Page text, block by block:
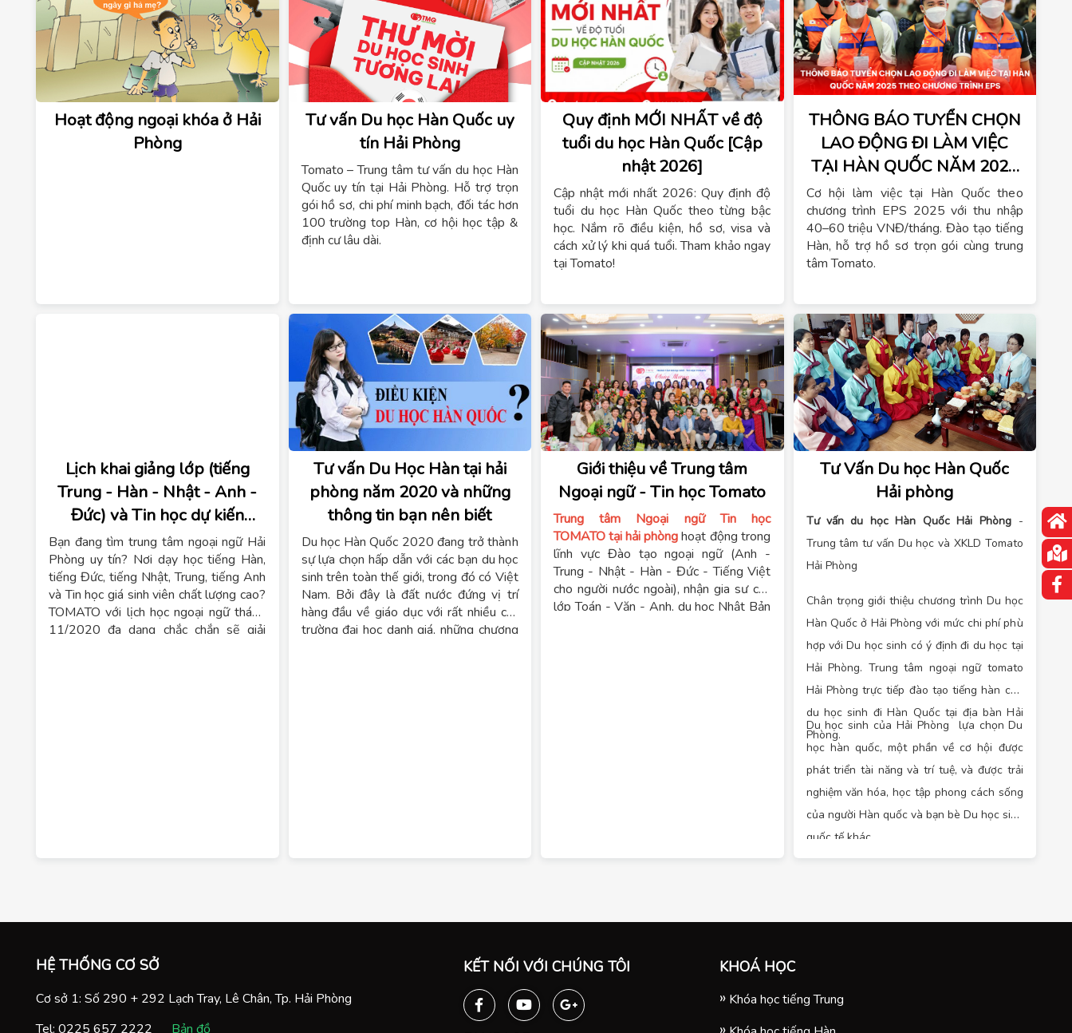
Hoạt động ngoại khóa ở Hải
Phòng
Tư vấn Du học Hàn Quốc uy
tín Hải Phòng
Tomato – Trung tâm tư vấn du học Hàn
Quốc uy tín tại Hải Phòng. Hỗ trợ trọn
gói hồ sơ, chi phí minh bạch, đối tác hơn
100 trường top Hàn, cơ hội học tập &
định cư lâu dài.
Quy định MỚI NHẤT về độ
tuổi du học Hàn Quốc [Cập
nhật 2026]
Cập nhật mới nhất 2026: Quy định độ
tuổi du học Hàn Quốc theo từng bậc
học. Nắm rõ điều kiện, hồ sơ, visa và
cách xử lý khi quá tuổi. Tham khảo ngay
tại Tomato!
THÔNG BÁO TUYỂN CHỌN
LAO ĐỘNG ĐI LÀM VIỆC
TẠI HÀN QUỐC NĂM 2025
THEO CHƯƠNG TRÌNH EPS
Cơ hội làm việc tại Hàn Quốc theo
chương trình EPS 2025 với thu nhập
40–60 triệu VNĐ/tháng. Đào tạo tiếng
Hàn, hỗ trợ hồ sơ trọn gói cùng trung
tâm Tomato.
Lịch khai giảng lớp (tiếng
Trung - Hàn - Nhật - Anh -
Đức) và Tin học dự kiến
tháng 11 TOMATO
Bạn đang tìm trung tâm ngoại ngữ Hải
Phòng uy tín? Nơi dạy học tiếng Hàn,
tiếng Đức, tiếng Nhật, Trung, tiếng Anh
và Tin học giá sinh viên chất lượng cao?
TOMATO với lịch học ngoại ngữ tháng
11/2020 đa dạng chắc chắn sẽ giải
Tư vấn Du Học Hàn tại hải
phòng năm 2020 và những
thông tin bạn nên biết
Du học Hàn Quốc 2020 đang trở thành
sự lựa chọn hấp dẫn với các bạn du học
sinh trên toàn thế giới, trong đó có Việt
Nam. Bởi đây là đất nước đứng vị trí
hàng đầu về giáo dục với rất nhiều các
trường đại học danh giá, những chương
Giới thiệu về Trung tâm
Ngoại ngữ - Tin học Tomato
Trung tâm Ngoại ngữ Tin học
TOMATO tại hải phònghoạt động trong
lĩnh vực Đào tạo ngoại ngữ (Anh -
Trung - Nhật - Hàn - Đức - Tiếng Việt
cho người nước ngoài), nhận gia sư các
lớp Toán - Văn - Anh, du học Nhật Bản
ngoại ngữ tại hải phòngcó đội ngũ giáo
pháp giảng dạy tiên tiến, hiệu quả chắc
chắn sẽ mang lại chất lượng đào tạo tốt
nhất cho các học viên học tại trung tâm.
Tư Vấn Du học Hàn Quốc
Hải phòng
Tư vấn du học Hàn Quốc Hải Phòng-
Trung tâm tư vấn Du học và XKLD Tomato
Hải Phòng
Chân trọng giới thiệu chương trình Du học
Hàn Quốc ở Hải Phòng với mức chi phí phù
hợp với Du học sinh có ý định đi du học tại
Hải Phòng. Trung tâm ngoại ngữ tomato
Hải Phòng trực tiếp đào tạo tiếng hàn cho
du học sinh đi Hàn Quốc tại địa bàn Hải
Phòng.
Du học sinh của Hải Phòng lựa chọn Du
học hàn quốc, một phần về cơ hội được
phát triển tài năng và trí tuệ, và được trải
nghiệm văn hóa, học tập phong cách sống
của người Hàn quốc và bạn bè Du học sinh
quốc tế khác.
KHOÁ HỌC
Khóa học tiếng Trung
HỆ THỐNG CƠ SỞ
Cơ sở 1: Số 290 + 292 Lạch Tray, Lê Chân, Tp. Hải Phòng
Tel: 0225 657 2222
Bản đồ
KẾT NỐI VỚI CHÚNG TÔI